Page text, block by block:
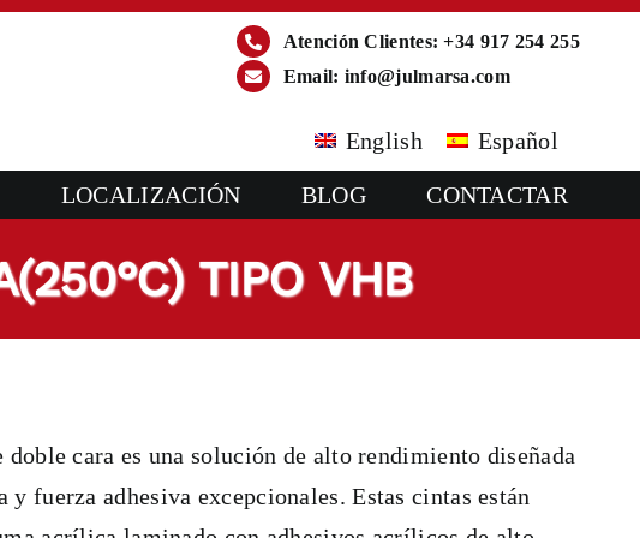
Atención Clientes: +34 917 254 255
Email: info@julmarsa.com
English Español
LOCALIZACIÓN BLOG CONTACTAR
TIPO VHB
cara es una solución de alto rendimiento diseñada
fuerza adhesiva excepcionales. Estas cintas están